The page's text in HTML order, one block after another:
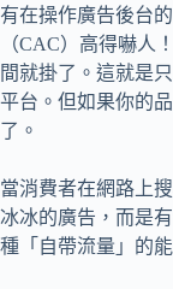
有在操作廣告後台
（CAC）高得嚇人
間就掛了。這就是
平台。但如果你的
了。
當消費者在網路上
冰冰的廣告，而是
種「自帶流量」的